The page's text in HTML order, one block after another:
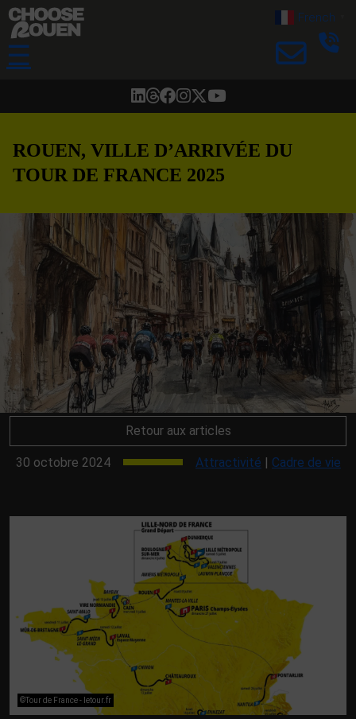
☰
French
ROUEN, VILLE D’ARRIVÉE DU
TOUR DE FRANCE 2025
Retour aux articles
30 octobre 2024 Attractivité | Cadre de vie
©Tour de France - letour.fr